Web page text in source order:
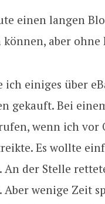
einen langen
können, aber
ich einiges über
gekauft. Bei
wenn ich vor
Es wollte
der Stelle
Aber wenige Zeit